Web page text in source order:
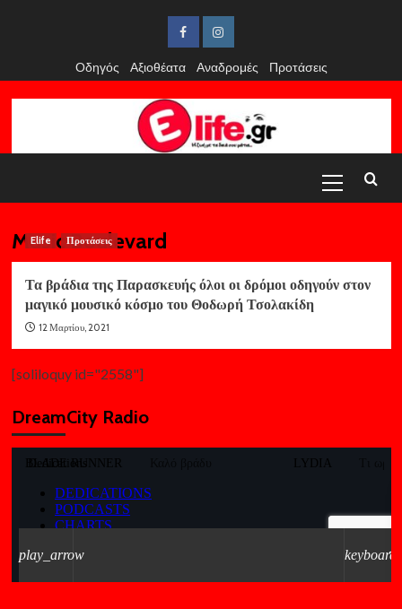
FacebookInstagram
Οδηγός
Αξιοθέατα Αναδρομές Προτάσεις
Menu
Music Boulevard
Elife Προτάσεις
Τα βράδια της Παρασκευής όλοι οι δρόμοι οδηγούν στον
μαγικό μουσικό κόσμο του Θοδωρή Τσολακίδη
12 Μαρτίου, 2021
[soliloquy id="2558"]
DreamCity Radio